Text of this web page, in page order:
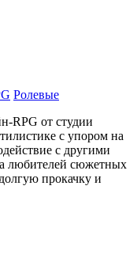
Ролевые
RPG от студии
с упором на
с другими
любителей сюжетных
прокачку и